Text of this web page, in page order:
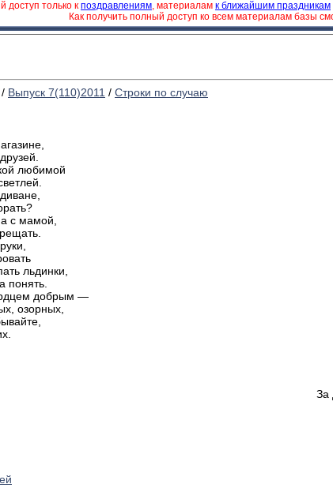
доступ только к поздравлениям, материалам к ближайшим праздникам
Как получить полный доступ ко всем материалам базы
/ Выпуск 7(110)2011 / Строки по случаю
любимой
с мамой,
льдинки,
понять.
добрым —
озорных,
За